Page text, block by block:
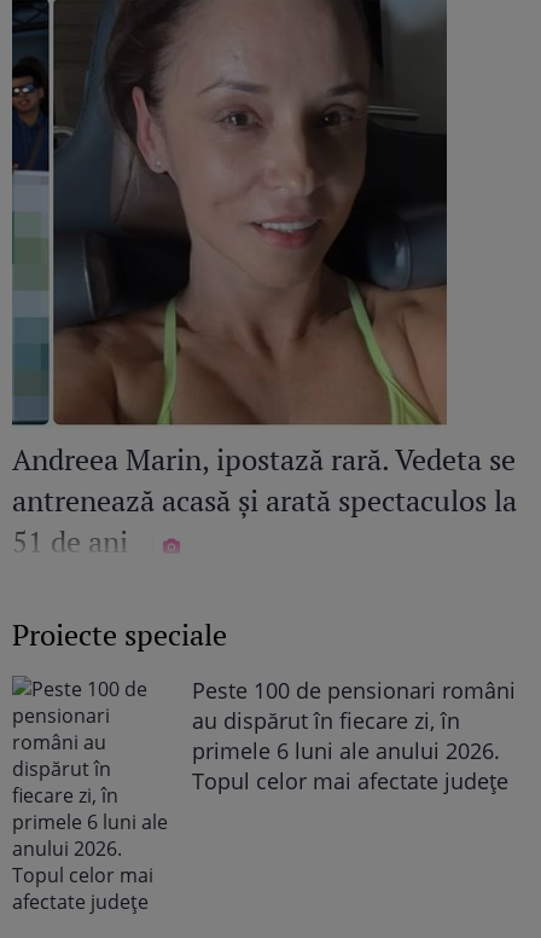
Andreea Marin, ipostază rară. Vedeta se
antrenează acasă și arată spectaculos la
51 de ani
Proiecte speciale
Peste 100 de pensionari români
au dispărut în fiecare zi, în
primele 6 luni ale anului 2026.
Topul celor mai afectate județe